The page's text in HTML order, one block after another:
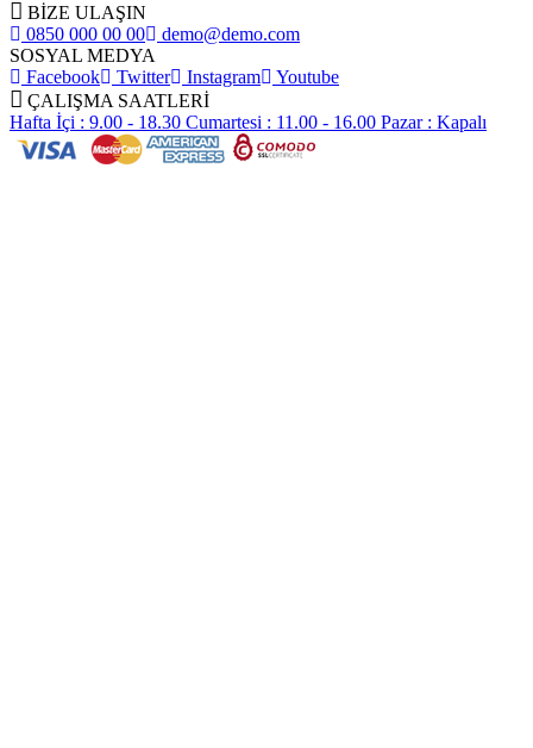
BİZE ULAŞIN
0850 000 00 00
demo@demo.com
SOSYAL MEDYA
Facebook
Twitter Instagram
Youtube
ÇALIŞMA SAATLERİ
Hafta İçi : 9.00 - 18.30 Cumartesi : 11.00 - 16.00 Pazar : Kapalı